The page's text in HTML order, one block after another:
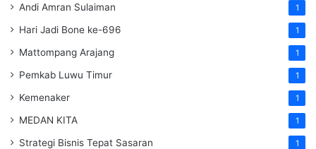
Andi Amran Sulaiman 1
Hari Jadi Bone ke-696 1
Mattompang Arajang 1
Pemkab Luwu Timur 1
Kemenaker 1
MEDAN KITA 1
Strategi Bisnis Tepat Sasaran 1